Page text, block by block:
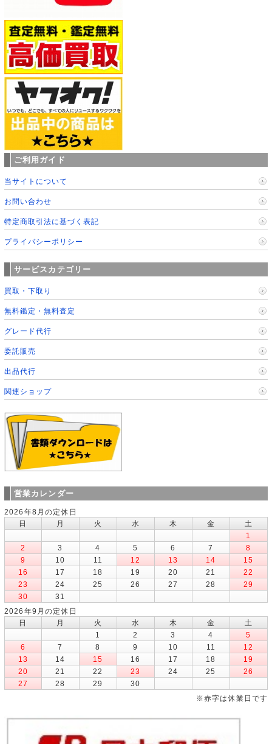
ご利用ガイド
当サイトについて
お問い合わせ
特定商取引法に基づく表記
プライバシーポリシー
サービスカテゴリー
買取・下取り
無料鑑定・無料査定
グレード代行
委託販売
出品代行
関連ショップ
営業カレンダー
2026年8月の定休日
日
月 火 水 木 金
土
1
2
3 4 5 6 7
8
9
10 11 12 13 14
15
16
17 18 19 20 21
22
23
24 25 26 27 28
29
30
31
2026年9月の定休日
日
月 火 水 木 金
土
1
2 3 4
5
6
7 8 9 10 11
12
13
14 15 16 17 18
19
20
21 22 23 24 25
26
27
28 29
30
※赤字は休業日です